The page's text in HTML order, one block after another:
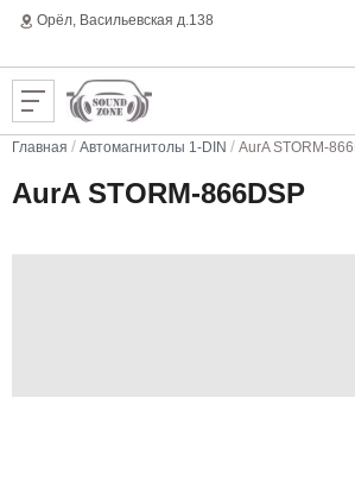
Орёл, Васильeвская д.138
Главная / Автомагнитолы 1-DIN / AurA STORM-
AurA STORM-866DSP